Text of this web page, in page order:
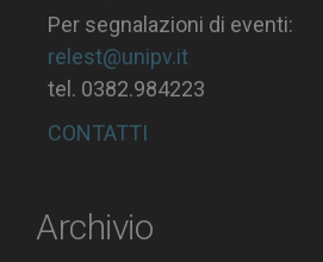
Per segnalazioni di eventi:
relest@unipv.it
tel. 0382.984223
CONTATTI
Archivio